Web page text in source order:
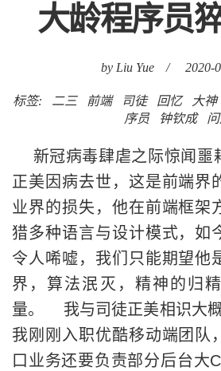
大龄程序员
by Liu Yue / 2020-
标签: 二三 前端 司徒 回忆 大神
序员
钟钦成
新冠病毒肆虐之际惊闻噩
正美因病去世，这是前端界
业界的损失，他在前端框架
猎多种语言与设计模式，如
令人唏嘘，我们只能期望他
界，算法泯灭，精神的归
量。 我与司徒正美相识大
我刚刚入职优酷移动端团队
口业务还要负责部分后台大